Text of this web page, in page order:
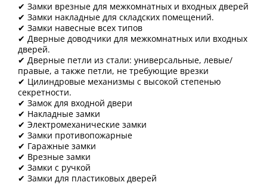
✔ Замки врезные для межкомнатных и входных дверей
✔ Замки накладные для складских помещений.
✔ Замки навесные всех типов
✔ Дверные доводчики для межкомнатных или входных
дверей.
✔ Дверные петли из стали: универсальные, левые/
правые, а также петли, не требующие врезки
✔ Цилиндровые механизмы с высокой степенью
секретности.
✔ Замок для входной двери
✔ Накладные замки
✔ Электромеханические замки
✔ Замки противопожарные
✔ Гаражные замки
✔ Врезные замки
✔ Замки с ручкой
✔ Замки для пластиковых дверей